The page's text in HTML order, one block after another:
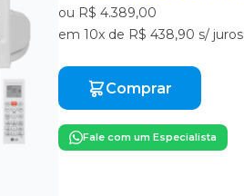
ou R$ 4.389,00
em 10x de R$ 438,90 s/ juros
Comprar
Fale com um Especialista